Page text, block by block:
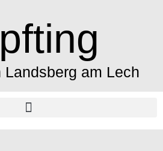
Landsberg am Lech